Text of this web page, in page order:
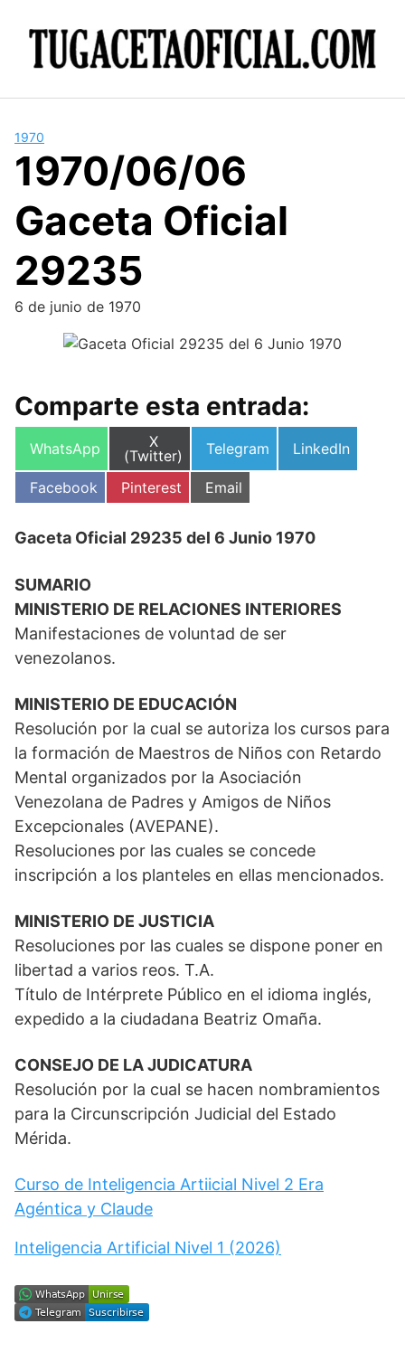
1970
1970/06/06
Gaceta Oficial
29235
6 de junio de 1970
Comparte esta entrada:
Compartir
WhatsApp
Compartir
en
X
(Twitter)
Compartir
Telegram
Compartir
LinkedIn
Compartir
en
Facebook
Compartir
en
Pinterest
Compartir
en
Email
Gaceta Oficial 29235 del 6 Junio 1970
SUMARIO
MINISTERIO DE RELACIONES INTERIORES
Manifestaciones de voluntad de ser
venezolanos.
MINISTERIO DE EDUCACIÓN
Resolución por la cual se autoriza los cursos para
la formación de Maestros de Niños con Retardo
Mental organizados por la Asociación
Venezolana de Padres y Amigos de Niños
Excepcionales (AVEPANE).
Resoluciones por las cuales se concede
inscripción a los planteles en ellas mencionados.
MINISTERIO DE JUSTICIA
Resoluciones por las cuales se dispone poner en
libertad a varios reos. T.A.
Título de Intérprete Público en el idioma inglés,
expedido a la ciudadana Beatriz Omaña.
CONSEJO DE LA JUDICATURA
Resolución por la cual se hacen nombramientos
para la Circunscripción Judicial del Estado
Mérida.
Curso de Inteligencia Artiicial Nivel 2 Era
Agéntica y Claude
Inteligencia Artificial Nivel 1 (2026)